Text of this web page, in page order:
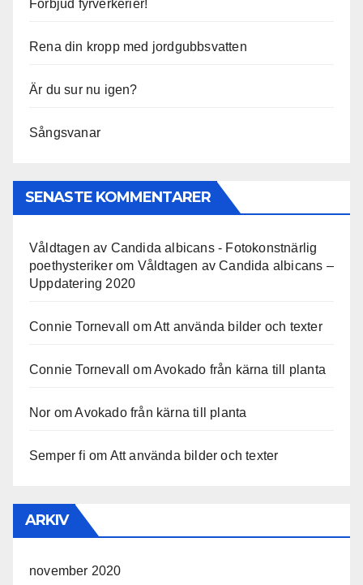
Förbjud fyrverkerier!
Rena din kropp med jordgubbsvatten
Är du sur nu igen?
Sångsvanar
SENASTE KOMMENTARER
Våldtagen av Candida albicans - Fotokonstnärlig
poethysterikerom Våldtagen av Candida albicans –
Uppdatering 2020
Connie Tornevall omAtt använda bilder och texter
Connie Tornevall omAvokado från kärna till planta
Nor omAvokado från kärna till planta
Semper fi om Att använda bilder och texter
ARKIV
november 2020